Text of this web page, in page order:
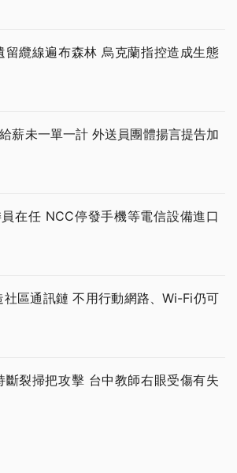
留纜線遍布森林 烏克蘭指控造成生態
薪未一單一計 外送員團體揚言提告加
在任 NCC停發手機等電信設備進口
社區通訊鏈 不用行動網路、Wi-Fi仍可
斷裂掃把攻擊 台中教師右眼受傷有失